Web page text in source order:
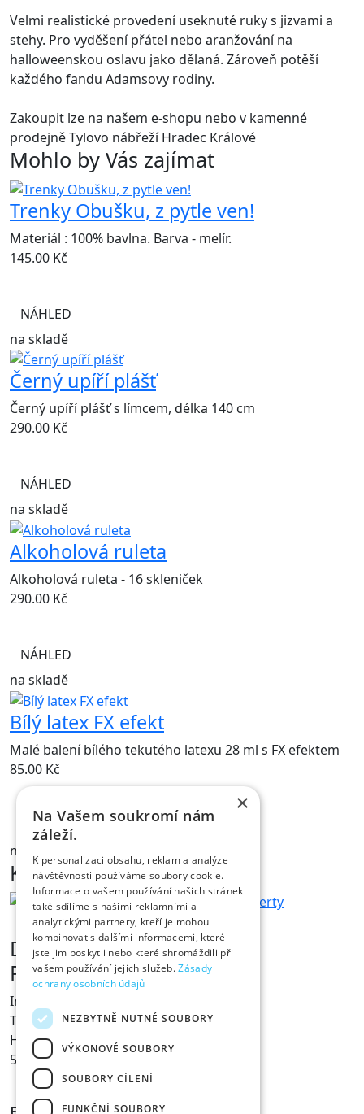
Velmi realistické provedení useknuté ruky s jizvami a
stehy. Pro vyděšení přátel nebo aranžování na
halloweenskou oslavu jako dělaná. Zároveň potěší
každého fandu Adamsovy rodiny.
Zakoupit lze na našem e-shopu nebo v kamenné
prodejně Tylovo nábřeží Hradec Králové
Mohlo by Vás zajímat
Trenky Obušku, z pytle ven!
Materiál : 100% bavlna. Barva - melír.
145.00 Kč
NÁHLED
na skladě
Černý upíří plášť
Černý upíří plášť s límcem, délka 140 cm
290.00 Kč
NÁHLED
na skladě
Alkoholová ruleta
Alkoholová ruleta - 16 skleniček
290.00 Kč
NÁHLED
na skladě
Bílý latex FX efekt
Malé balení bílého tekutého latexu 28 ml s FX efektem
85.00 Kč
NÁHLED
na skladě
Kontakt
Dárky s vtipem
Prodejna Fóry a žerty
Ing. Václav Pícha
Tylovo nábřeží 367
Hradec Králové
500 02
×
Na Vašem soukromí nám
záleží.
K personalizaci obsahu, reklam a analýze
návštěvnosti používáme soubory cookie.
Informace o vašem používání našich stránek
také sdílíme s našimi reklamními a
analytickými partnery, kteří je mohou
kombinovat s dalšími informacemi, které
jste jim poskytli nebo které shromáždili při
vašem používání jejich služeb.Zásady
ochrany osobních údajů
NEZBYTNĚ NUTNÉ SOUBORY
VÝKONOVÉ SOUBORY
SOUBORY CÍLENÍ
FUNKČNÍ SOUBORY